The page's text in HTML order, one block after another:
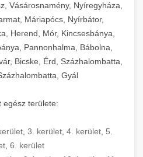
Vásárosnamény, Nyíregyháza,
Máriapócs, Nyírbátor,
Herend, Mór, Kincsesbánya,
Pannonhalma, Bábolna,
Bicske, Érd, Százhalombatta,
Gyál
egész területe:
3. kerület 4. kerület 5.
6. kerület